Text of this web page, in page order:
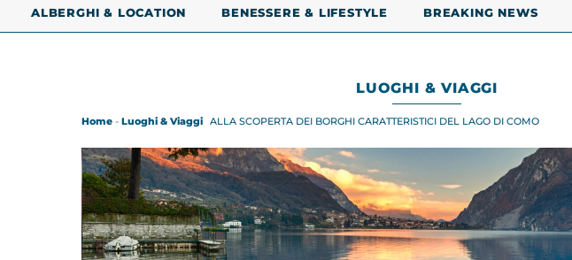
ALBERGHI & LOCATION BENESSERE & LIFESTYLE BREAKING NEWS
LUOGHI & VIAGGI
Home - Luoghi & Viaggi ALLA SCOPERTA DEI BORGHI CARATTERISTICI DEL LAGO DI COMO